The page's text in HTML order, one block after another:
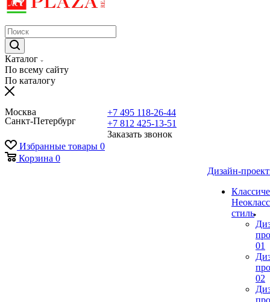
Каталог
По всему сайту
По каталогу
Москва
Санкт-Петербург
+7 495 118-26-44
+7 812 425-13-51
Заказать звонок
Избранные товары 0
Корзина 0
Дизайн-
стиль
01
02